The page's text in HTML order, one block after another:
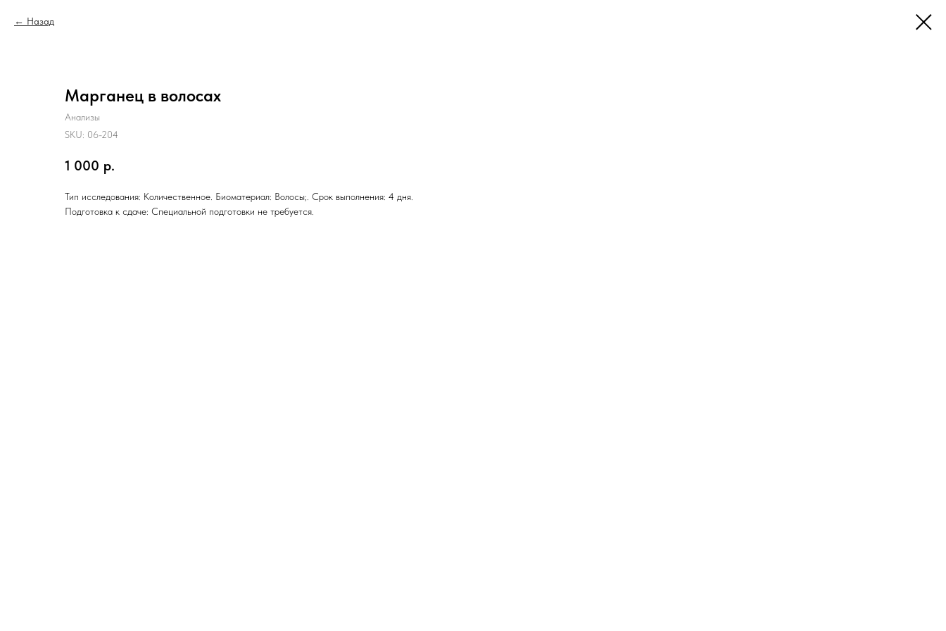
Назад
Марганец в волосах
Анализы
SKU: 06-204
1 000 р.
Тип исследования: Количественное. Биоматериал: Волосы;. Срок выполнения: 4 дня.
Подготовка к сдаче: Специальной подготовки не требуется.